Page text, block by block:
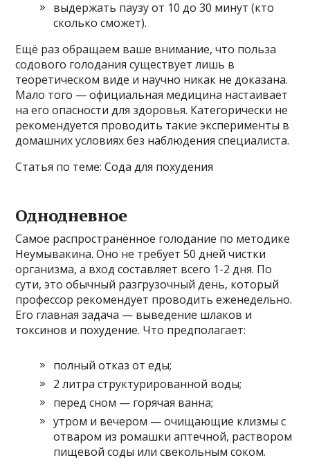
выдержать паузу от 10 до 30 минут (кто
сколько сможет).
Ещё раз обращаем ваше внимание, что польза
содового голодания существует лишь в
теоретическом виде и научно никак не доказана.
Мало того — официальная медицина настаивает
на его опасности для здоровья. Категорически не
рекомендуется проводить такие эксперименты в
домашних условиях без наблюдения специалиста.
Статья по теме: Сода для похудения
Однодневное
Самое распространённое голодание по методике
Неумывакина. Оно не требует 50 дней чистки
организма, а вход составляет всего 1-2 дня. По
сути, это обычный разгрузочный день, который
профессор рекомендует проводить еженедельно.
Его главная задача — выведение шлаков и
токсинов и похудение. Что предполагает:
полный отказ от еды;
2 литра структурированной воды;
перед сном — горячая ванна;
утром и вечером — очищающие клизмы с
отваром из ромашки аптечной, раствором
пищевой соды или свекольным соком.